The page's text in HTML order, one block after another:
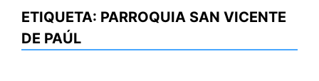
ETIQUETA: PARROQUIA SAN VICENTE
DE PAÚL